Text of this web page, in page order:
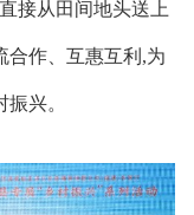
接从田间地头送上
合作、互惠互利,为
兴。